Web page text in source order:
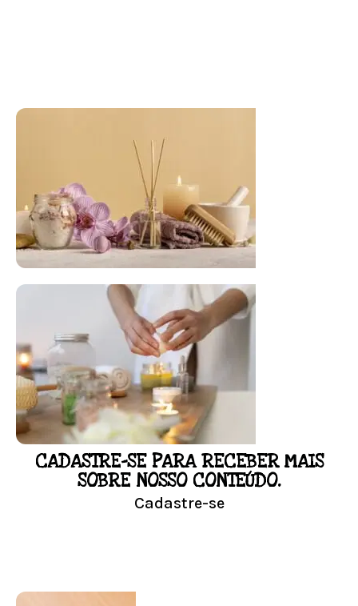
FLORAL DE BACH PERSONALIZADO
Responda as perguntas e receba o seu
floral em casa.
Resultado na hora!
Conheça mais e faça sua Pesquisa
LOJA
CADASTRE-SE PARA RECEBER MAIS
SOBRE NOSSO CONTEÚDO.
Cadastre-se